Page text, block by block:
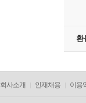
환
회사소개 인재채용 이용